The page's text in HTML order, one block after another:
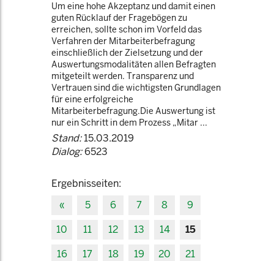
Um eine hohe Akzeptanz und damit einen
guten Rücklauf der Fragebögen zu
erreichen, sollte schon im Vorfeld das
Verfahren der Mitarbeiterbefragung
einschließlich der Zielsetzung und der
Auswertungsmodalitäten allen Befragten
mitgeteilt werden. Transparenz und
Vertrauen sind die wichtigsten Grundlagen
für eine erfolgreiche
Mitarbeiterbefragung.Die Auswertung ist
nur ein Schritt in dem Prozess „Mitar ...
Stand:15.03.2019
Dialog:6523
Ergebnisseiten:
«
5 6 7 8
9
10
11 12 13 14
15
16
17 18 19 20
21